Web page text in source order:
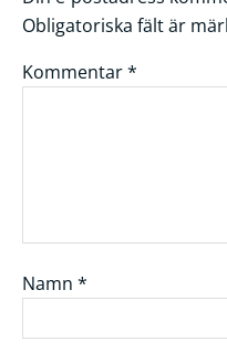
Obligatoriska fält är
Kommentar*
Namn *